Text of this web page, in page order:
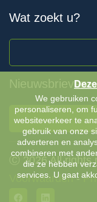
Wat zoekt u?
Nieuwsbrieven
Ⓒ 2026 All rights
Voorwaarden-
We gebruiken
personaliseren, om
websiteverkeer te
gebruik van onze
adverteren en
combineren met
die ze hebben
services. U gaat